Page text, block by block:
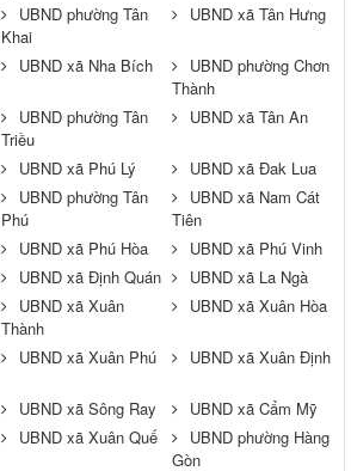
UBND phường Tân
Khai
UBND xã Tân Hưng
UBND xã Nha Bích
UBND phường Chơn
Thành
UBND phường Tân
Triều
UBND xã Tân An
UBND xã Phú Lý
UBND xã Đak Lua
UBND phường Tân
Phú
UBND xã Nam Cát
Tiên
UBND xã Phú Hòa
UBND xã Phú Vinh
UBND xã Định Quán
UBND xã La Ngà
UBND xã Xuân
Thành
UBND xã Xuân Hòa
UBND xã Xuân Phú UBND xã Xuân Định
UBND xã Sông Ray
UBND xã Cẩm Mỹ
UBND xã Xuân Quế
UBND phường Hàng
Gòn